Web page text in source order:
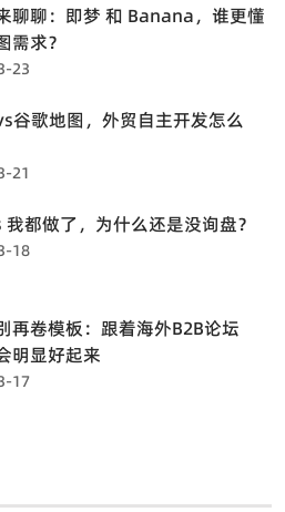
聊聊：即梦 和 Banana，谁更懂
需求？
23
谷歌地图，外贸自主开发怎么
21
都做了，为什么还是没询盘？
18
再卷模板：跟着海外B2B论坛
明显好起来
17